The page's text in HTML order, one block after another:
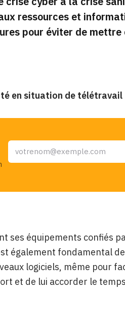
ressources et
pour éviter de
en situation de télétravail
ses équipements confiés
également fondamental
logiciels, même pour
et de lui accorder le